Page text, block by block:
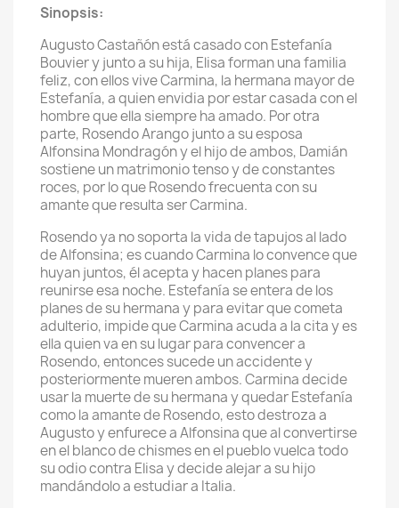
Sinopsis:
Augusto Castañón está casado con Estefanía
Bouvier y junto a su hija, Elisa forman una familia
feliz, con ellos vive Carmina, la hermana mayor de
Estefanía, a quien envidia por estar casada con el
hombre que ella siempre ha amado. Por otra
parte, Rosendo Arango junto a su esposa
Alfonsina Mondragón y el hijo de ambos, Damián
sostiene un matrimonio tenso y de constantes
roces, por lo que Rosendo frecuenta con su
amante que resulta ser Carmina.
Rosendo ya no soporta la vida de tapujos al lado
de Alfonsina; es cuando Carmina lo convence que
huyan juntos, él acepta y hacen planes para
reunirse esa noche. Estefanía se entera de los
planes de su hermana y para evitar que cometa
adulterio, impide que Carmina acuda a la cita y es
ella quien va en su lugar para convencer a
Rosendo, entonces sucede un accidente y
posteriormente mueren ambos. Carmina decide
usar la muerte de su hermana y quedar Estefanía
como la amante de Rosendo, esto destroza a
Augusto y enfurece a Alfonsina que al convertirse
en el blanco de chismes en el pueblo vuelca todo
su odio contra Elisa y decide alejar a su hijo
mandándolo a estudiar a Italia.